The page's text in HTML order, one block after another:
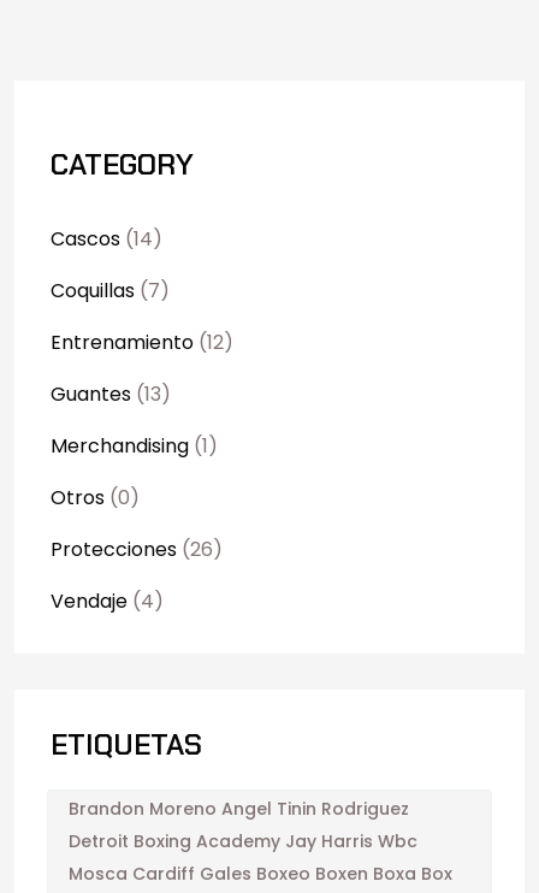
CATEGORY
Cascos (14)
Coquillas (7)
Entrenamiento (12)
Guantes (13)
Merchandising (1)
Otros (0)
Protecciones (26)
Vendaje (4)
ETIQUETAS
Brandon Moreno Angel Tinin Rodriguez
Detroit Boxing Academy Jay Harris Wbc
Mosca Cardiff Gales Boxeo Boxen Boxa Box